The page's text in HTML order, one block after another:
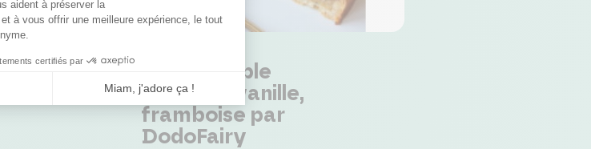
&
Tarte Bubble
noisette, vanille,
framboise par
DodoFairy